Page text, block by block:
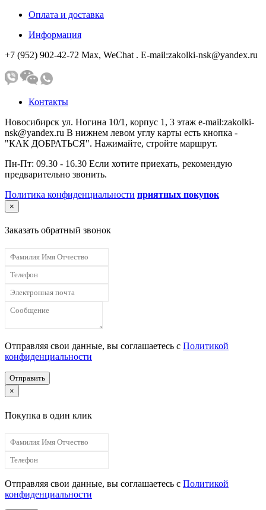
Оплата и доставка
Информация
+7 (952) 902-42-72 Мах, WeChat . E-mail:zakolki-nsk@yandex.ru
Контакты
Новосибирск ул. Ногина 10/1, корпус 1, 3 этаж e-mail:zakolki-
nsk@yandex.ru В нижнем левом углу карты есть кнопка -
"КАК ДОБРАТЬСЯ". Нажимайте, стройте маршрут.
Пн-Пт: 09.30 - 16.30 Если хотите приехать, рекомендую
предварительно звонить.
Политика конфиденциальности приятных покупок
×
Заказать обратный звонок
Отправляя свои данные, вы соглашаетесь с Политикой
конфиденциальности
Отправить
×
Покупка в один клик
Отправляя свои данные, вы соглашаетесь с Политикой
конфиденциальности